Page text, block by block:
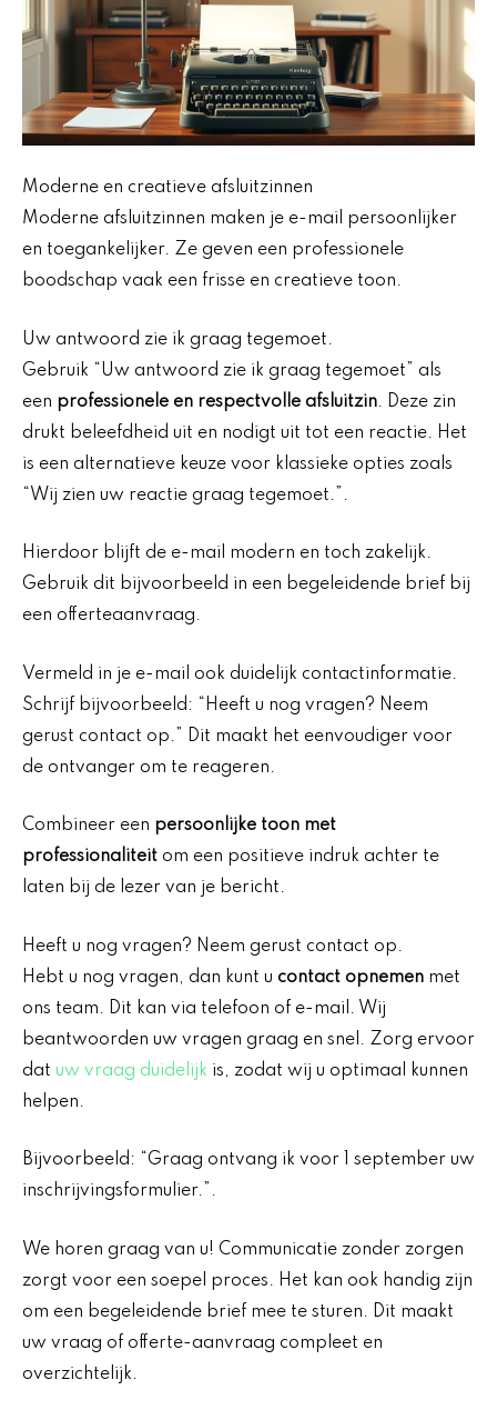
Moderne en creatieve afsluitzinnen
Moderne afsluitzinnen maken je e-mail persoonlijker
en toegankelijker. Ze geven een professionele
boodschap vaak een frisse en creatieve toon.
Uw antwoord zie ik graag tegemoet.
Gebruik “Uw antwoord zie ik graag tegemoet” als
een professionele en respectvolle afsluitzin. Deze zin
drukt beleefdheid uit en nodigt uit tot een reactie. Het
is een alternatieve keuze voor klassieke opties zoals
“Wij zien uw reactie graag tegemoet.”.
Hierdoor blijft de e-mail modern en toch zakelijk.
Gebruik dit bijvoorbeeld in een begeleidende brief bij
een offerteaanvraag.
Vermeld in je e-mail ook duidelijk contactinformatie.
Schrijf bijvoorbeeld: “Heeft u nog vragen? Neem
gerust contact op.” Dit maakt het eenvoudiger voor
de ontvanger om te reageren.
Combineer een persoonlijke toon met
professionaliteit om een positieve indruk achter te
laten bij de lezer van je bericht.
Heeft u nog vragen? Neem gerust contact op.
Hebt u nog vragen, dan kunt u contact opnemen met
ons team. Dit kan via telefoon of e-mail. Wij
beantwoorden uw vragen graag en snel. Zorg ervoor
dat uw vraag duidelijk is, zodat wij u optimaal kunnen
helpen.
Bijvoorbeeld: “Graag ontvang ik voor 1 september uw
inschrijvingsformulier.”.
We horen graag van u! Communicatie zonder zorgen
zorgt voor een soepel proces. Het kan ook handig zijn
om een begeleidende brief mee te sturen. Dit maakt
uw vraag of offerte-aanvraag compleet en
overzichtelijk.